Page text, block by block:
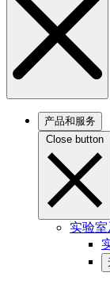
产品和服务
Close button
实验